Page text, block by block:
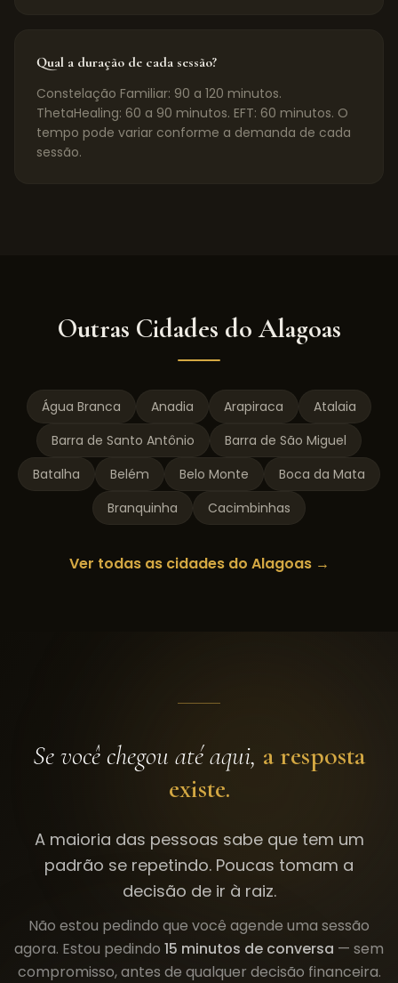
Qual a duração de cada sessão?
Constelação Familiar: 90 a 120 minutos.
ThetaHealing: 60 a 90 minutos. EFT: 60 minutos. O
tempo pode variar conforme a demanda de cada
sessão.
Outras Cidades doAlagoas
Água Branca Anadia Arapiraca
Atalaia
Barra de Santo Antônio
Barra de São Miguel
Batalha
Belém Belo Monte
Boca da Mata
Branquinha
Cacimbinhas
Ver todas as cidades do Alagoas→
Se você chegou até aqui, a resposta
existe.
A maioria das pessoas sabe que tem um
padrão se repetindo. Poucas tomam a
decisão de ir à raiz.
Não estou pedindo que você agende uma sessão
agora. Estou pedindo 15 minutos de conversa — sem
compromisso, antes de qualquer decisão financeira.